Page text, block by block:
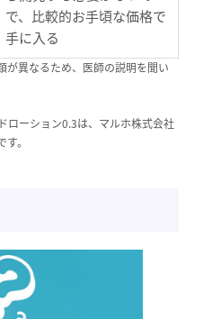
で、比較的お手頃な価格で
手に入る
が異なるため、医師の説明を聞い
ローション0.3は、マルホ株式会社
。